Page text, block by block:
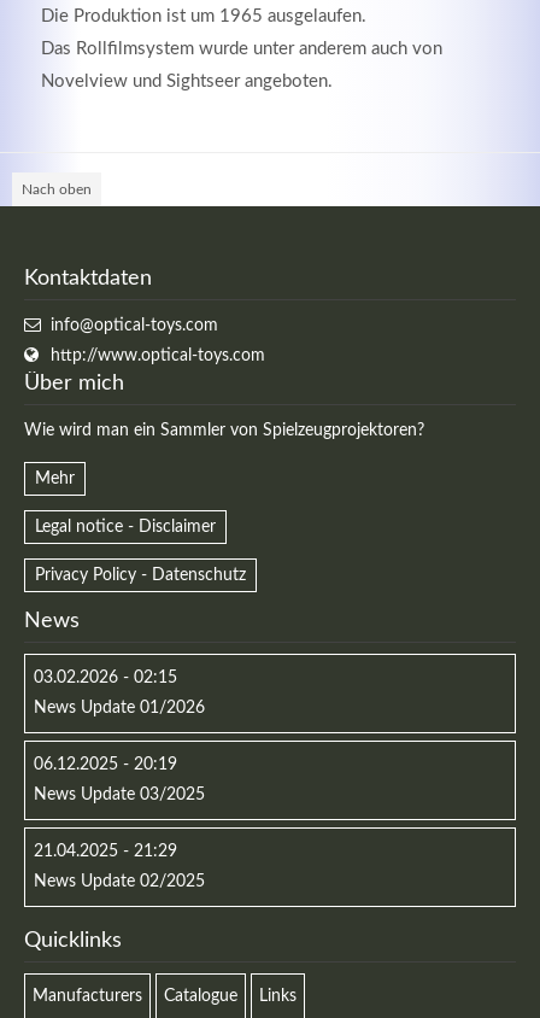
Die Produktion ist um 1965 ausgelaufen.
Das Rollfilmsystem wurde unter anderem auch von
Novelview und Sightseer angeboten.
Nach oben
Kontaktdaten
info@optical-toys.com
http://www.optical-toys.com
Über mich
Wie wird man ein Sammler von Spielzeugprojektoren?
Mehr
Legal notice - Disclaimer
Privacy Policy - Datenschutz
News
03.02.2026 - 02:15
News Update 01/2026
06.12.2025 - 20:19
News Update 03/2025
21.04.2025 - 21:29
News Update 02/2025
Quicklinks
Manufacturers Catalogue Links
Registrieren